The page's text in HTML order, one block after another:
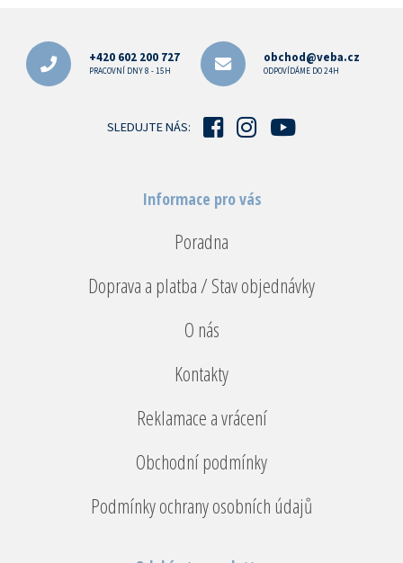
+420 602 200 727
PRACOVNÍ DNY 8 - 15H
obchod@veba.cz
ODPOVÍDÁME DO 24H
SLEDUJTE NÁS:
Informace pro vás
Poradna
Doprava a platba / Stav objednávky
O nás
Kontakty
Reklamace a vrácení
Obchodní podmínky
Podmínky ochrany osobních údajů